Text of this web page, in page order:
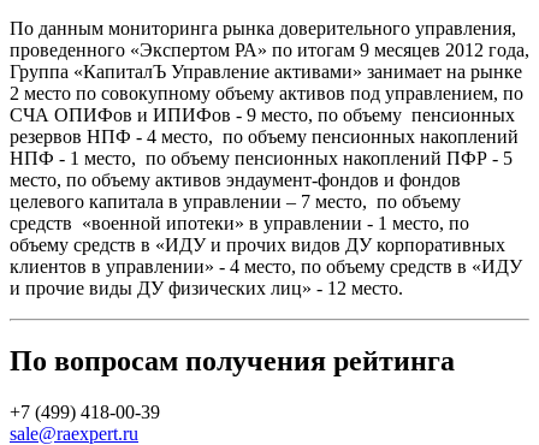
По данным мониторинга рынка доверительного управления,
проведенного «Экспертом РА» по итогам 9 месяцев 2012 года,
Группа «КапиталЪ Управление активами» занимает на рынке
2 место по совокупному объему активов под управлением, по
СЧА ОПИФов и ИПИФов - 9 место, по объему пенсионных
резервов НПФ - 4 место, по объему пенсионных накоплений
НПФ - 1 место, по объему пенсионных накоплений ПФР - 5
место, по объему активов эндаумент-фондов и фондов
целевого капитала в управлении – 7 место, по объему
средств «военной ипотеки» в управлении - 1 место, по
объему средств в «ИДУ и прочих видов ДУ корпоративных
клиентов в управлении» - 4 место, по объему средств в «ИДУ
и прочие виды ДУ физических лиц» - 12 место.
По вопросам получения рейтинга
+7 (499) 418-00-39
sale@raexpert.ru